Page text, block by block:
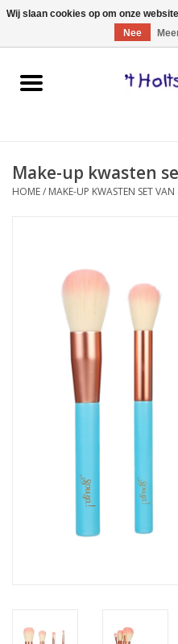
Home
spellen
hebbedingen
kinderkamer
eten & drinken
Make-up kwasten
HOME/ MAKE-UP KWASTEN SET
Wij slaan cookies op om onze
Nee